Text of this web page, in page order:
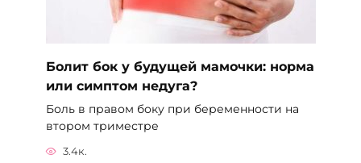
Болит бок у будущей мамочки: норма
или симптом недуга?
Боль в правом боку при беременности на
втором триместре
3.4к.